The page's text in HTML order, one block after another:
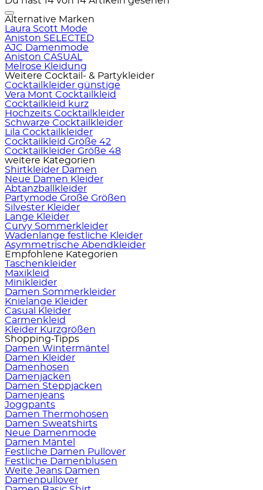
Alternative Marken
Laura Scott Mode
Aniston SELECTED
AJC Damenmode
Aniston CASUAL
Melrose Kleidung
Weitere Cocktail- & Partykleider
Cocktailkleider günstige
Vera Mont Cocktailkleid
Cocktailkleid kurz
Hochzeits Cocktailkleider
Schwarze Cocktailkleider
Lila Cocktailkleider
Cocktailkleid Größe 42
Cocktailkleider Größe 48
weitere Kategorien
Shirtkleider Damen
Neue Damen Kleider
Abtanzballkleider
Partymode Große Größen
Silvester Kleider
Lange Kleider
Curvy Sommerkleider
Wadenlange festliche Kleider
Asymmetrische Abendkleider
Empfohlene Kategorien
Taschenkleider
Maxikleid
Minikleider
Damen Sommerkleider
Knielange Kleider
Casual Kleider
Carmenkleid
Kleider Kurzgrößen
Shopping-Tipps
Damen Wintermäntel
Damen Kleider
Damenhosen
Damenjacken
Damen Steppjacken
Damenjeans
Joggpants
Damen Thermohosen
Damen Sweatshirts
Neue Damenmode
Damen Mäntel
Festliche Damen Pullover
Festliche Damenblusen
Weite Jeans Damen
Damenpullover